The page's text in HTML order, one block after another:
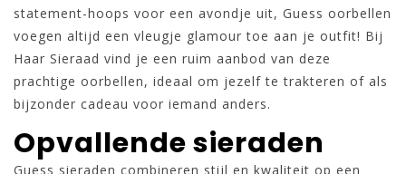
statement-hoops voor een avondje uit, Guess oorbellen
voegen altijd een vleugje glamour toe aan je outfit! Bij
Haar Sieraad vind je een ruim aanbod van deze
prachtige oorbellen, ideaal om jezelf te trakteren of als
bijzonder cadeau voor iemand anders.
Opvallende sieraden
Guess sieraden combineren stijl en kwaliteit op een